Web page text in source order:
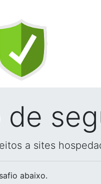
a sites
abaixo.